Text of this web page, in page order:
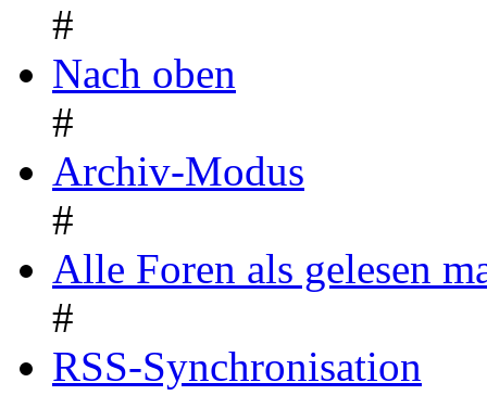
#
Nach oben
#
Archiv-Modus
#
Alle Foren als gelesen
#
RSS-Synchronisation